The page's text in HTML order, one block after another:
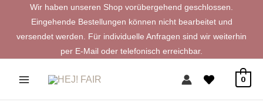
springen
Wir haben unseren Shop vorübergehend geschlossen.
Eingehende Bestellungen können nicht bearbeitet und
versendet werden. Für individuelle Anfragen sind wir weiterhin
per E-Mail oder telefonisch erreichbar.
0